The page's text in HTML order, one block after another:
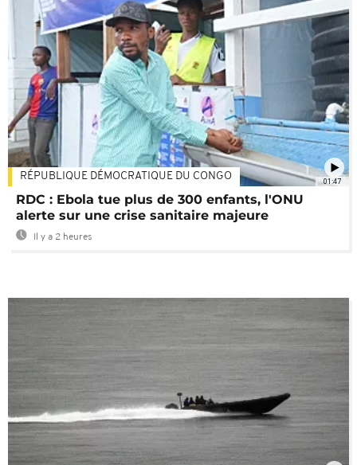
01:47
RÉPUBLIQUE DÉMOCRATIQUE DU CONGO
RDC : Ebola tue plus de 300 enfants, l'ONU
alerte sur une crise sanitaire majeure
Il y a 2 heures